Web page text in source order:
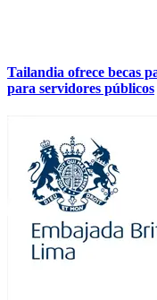
Tailandia ofrece becas
para servidores públicos